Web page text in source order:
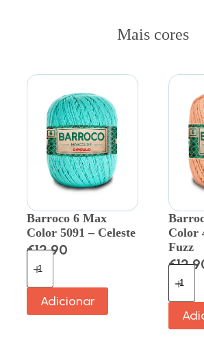
Mais cores
Barroco 6 Max
Color 5091 – Celeste
€12.90
Adicionar
Color
Fuzz
€